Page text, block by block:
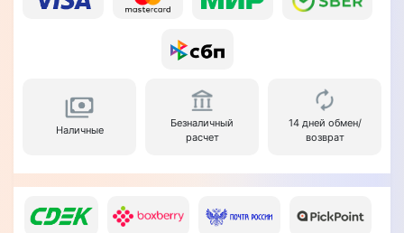
Наличные
Безналичный
расчет
14 дней обмен/
возврат